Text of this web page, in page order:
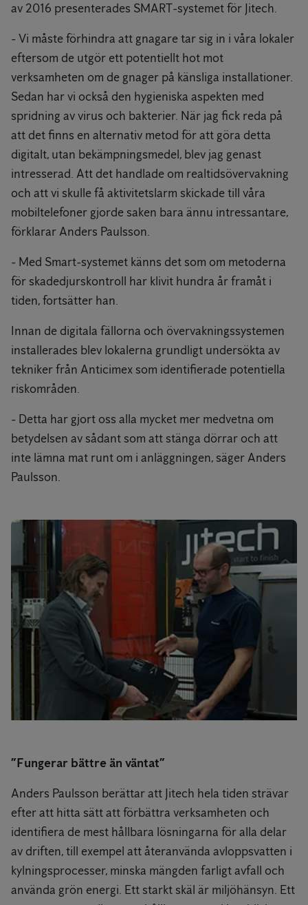
av 2016 presenterades SMART-systemet för Jitech.
- Vi måste förhindra att gnagare tar sig in i våra lokaler
eftersom de utgör ett potentiellt hot mot
verksamheten om de gnager på känsliga installationer.
Sedan har vi också den hygieniska aspekten med
spridning av virus och bakterier. När jag fick reda på
att det finns en alternativ metod för att göra detta
digitalt, utan bekämpningsmedel, blev jag genast
intresserad. Att det handlade om realtidsövervakning
och att vi skulle få aktivitetslarm skickade till våra
mobiltelefoner gjorde saken bara ännu intressantare,
förklarar Anders Paulsson.
- Med Smart-systemet känns det som om metoderna
för skadedjurskontroll har klivit hundra år framåt i
tiden, fortsätter han.
Innan de digitala fällorna och övervakningssystemen
installerades blev lokalerna grundligt undersökta av
tekniker från Anticimex som identifierade potentiella
riskområden.
- Detta har gjort oss alla mycket mer medvetna om
betydelsen av sådant som att stänga dörrar och att
inte lämna mat runt om i anläggningen, säger Anders
Paulsson.
”Fungerar bättre än väntat”
Anders Paulsson berättar att Jitech hela tiden strävar
efter att hitta sätt att förbättra verksamheten och
identifiera de mest hållbara lösningarna för alla delar
av driften, till exempel att återanvända avloppsvatten i
kylningsprocesser, minska mängden farligt avfall och
använda grön energi. Ett starkt skäl är miljöhänsyn. Ett